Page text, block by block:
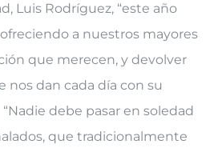
Luis Rodríguez, “este año
a nuestros mayores
que merecen, y devolver
nos dan cada día con su
debe pasar en soledad
que tradicionalmente